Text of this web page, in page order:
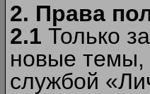
2. Права
2.1 Только
новые темы,
службой